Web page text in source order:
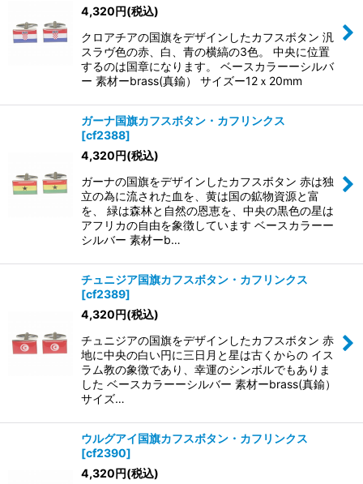
4,320円(税込)
クロアチアの国旗をデザインしたカフスボタン 汎
スラヴ色の赤、白、青の横縞の3色。 中央に位置
するのは国章になります。 ベースカラーーシルバ
ー 素材ーbrass(真鍮） サイズー12ｘ20mm
ガーナ国旗カフスボタン・カフリンクス
[cf2388]
4,320円(税込)
ガーナの国旗をデザインしたカフスボタン 赤は独
立の為に流された血を、黄は国の鉱物資源と富
を、 緑は森林と自然の恩恵を、中央の黒色の星は
アフリカの自由を象徴しています ベースカラーー
シルバー 素材ーb…
チュニジア国旗カフスボタン・カフリンクス
[cf2389]
4,320円(税込)
チュニジアの国旗をデザインしたカフスボタン 赤
地に中央の白い円に三日月と星は古くからの イス
ラム教の象徴であり、幸運のシンボルでもありま
した ベースカラーーシルバー 素材ーbrass(真鍮）
サイズ…
ウルグアイ国旗カフスボタン・カフリンクス
[cf2390]
4,320円(税込)